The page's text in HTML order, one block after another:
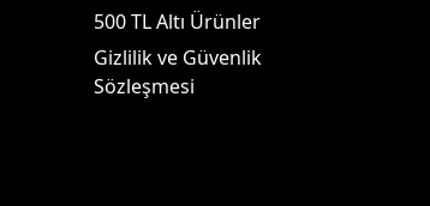
500 TL Altı Ürünler
Gizlilik ve Güvenlik
Sözleşmesi